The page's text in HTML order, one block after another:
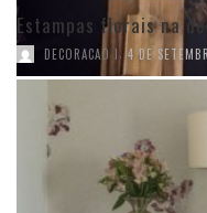
Estampas florais na
DECORACAO I 4 DE